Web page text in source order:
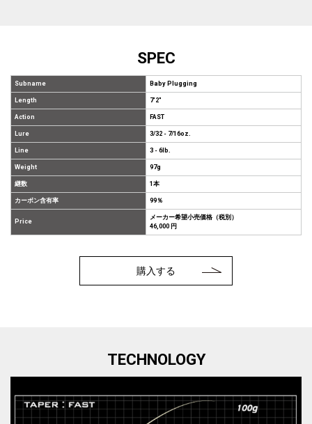
SPEC
Subname Baby Plugging
Length 7'2"
Action FAST
Lure 3/32 - 7/16oz.
Line 3 - 6lb.
Weight 97g
継数 1本
カーボン含有率 99％
Price
メーカー希望小売価格（税別）
46,000 円
購入する
TECHNOLOGY